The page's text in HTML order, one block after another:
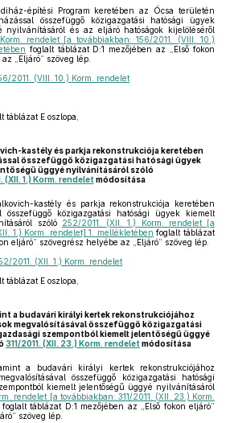
építési Program keretében az Ócsa területén
összefüggő közigazgatási hatósági ügyek
nyilvánításáról és az eljáró hatóságok kijelöléséről
rendelet [a továbbiakban: 156/2011. (VIII. 10.)
foglalt táblázat D:1 mezőjében az „Első fokon
„Eljáró” szöveg lép.
2011. (VIII. 10.) Korm. rendelet
táblázat E oszlopa,
kastély és parkja rekonstrukciója keretében
összefüggő közigazgatási hatósági ügyek
üggyé nyilvánításáról szóló
(XII. 1.) Korm. rendelet módosítása
kastély és parkja rekonstrukciója keretében
összefüggő közigazgatási hatósági ügyek kiemelt
szóló 252/2011. (XII. 1.) Korm. rendelet [a
1.) Korm. rendelet] 1. mellékletében foglalt táblázat
eljáró” szövegrész helyébe az „Eljáró” szöveg lép.
2011. (XII. 1.) Korm. rendelet
táblázat E oszlopa,
a budavári királyi kertek rekonstrukciójához
megvalósításával összefüggő közigazgatási
szempontból kiemelt jelentőségű üggyé
311/2011. (XII. 23.) Korm. rendelet módosítása
a budavári királyi kertek rekonstrukciójához
összefüggő közigazgatási hatósági
kiemelt jelentőségű üggyé nyilvánításáról
rendelet [a továbbiakban: 311/2011. (XII. 23.) Korm.
foglalt táblázat D:1 mezőjében az „Első fokon eljáró”
szöveg lép.